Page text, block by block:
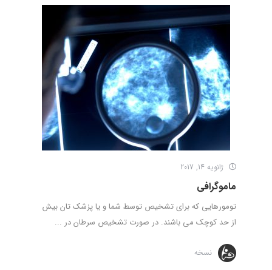
ژانویه 14, 2017
ماموگرافی
تومورهایی که برای تشخیص توسط شما و یا پزشک­ تان بیش
از حد کوچک می باشند. در صورت تشخیص سرطان در ...
نسخه